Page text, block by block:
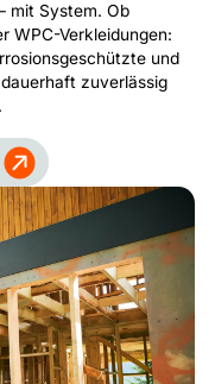
mit System. Ob
WPC-Verkleidungen:
und
zuverlässig